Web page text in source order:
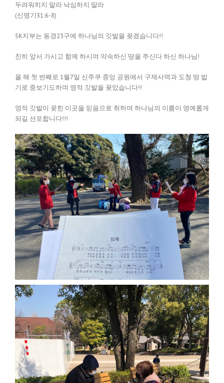
두려워히지 말라 낙심하지 말라
(신명기31:6-8)
5K지부는 동경23구에 하나님의 깃발을 꽂겠습니다!!
친히 앞서 가시고 함께 하시며 약속하신 땅을 주신다 하신 하나님!
올 해 첫 번째로 1월7일 신주쿠 중앙 공원에서 구제사역과 도청 땅 밟
기로 중보기도하며 영적 깃발을 꽂았습니다!!
영적 깃발이 꽂힌 이곳을 믿음으로 취하며 하나님의 이름이 영예롭게
되길 선포합니다!!!